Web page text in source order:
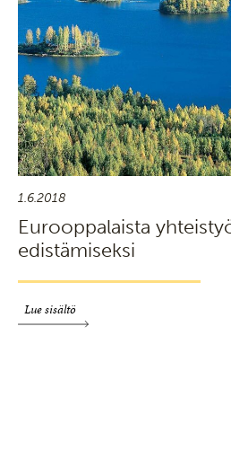
1.6.2018
Eurooppalaista
edistämiseksi
Lue sisältö